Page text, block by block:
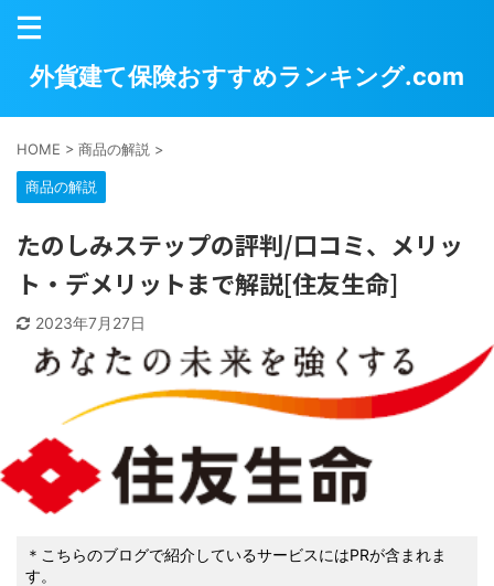
外貨建て保険おすすめランキング.com
HOME > 商品の解説 >
商品の解説
たのしみステップの評判/口コミ、メリッ
ト・デメリットまで解説[住友生命]
2023年7月27日
＊こちらのブログで紹介しているサービスにはPRが含まれま
す。